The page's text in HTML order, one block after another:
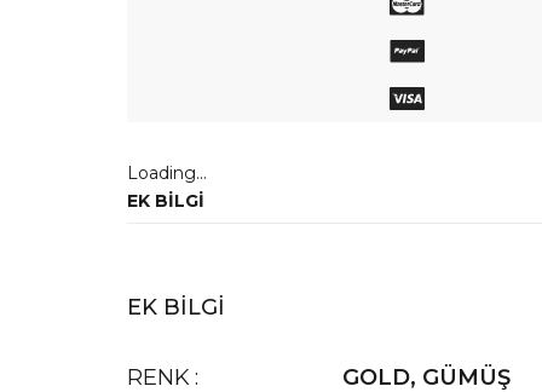
Loading...
EK BILGI
EK BILGI
RENK GOLD, GÜMÜŞ